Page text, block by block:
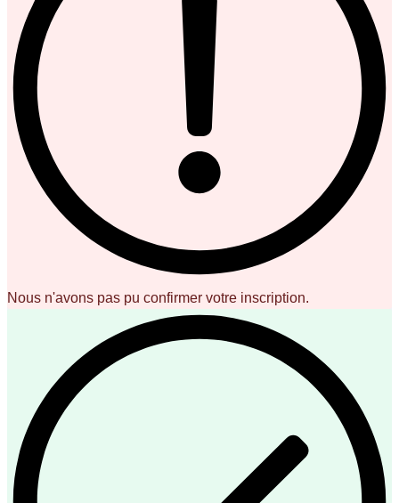
Nous n'avons pas pu confirmer votre inscription.